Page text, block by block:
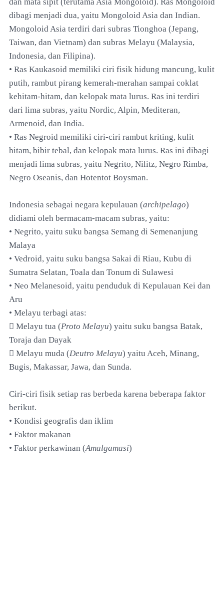
dibagi menjadi dua, yaitu Mongoloid Asia dan Indian.
Mongoloid Asia terdiri dari subras Tionghoa (Jepang,
Taiwan, dan Vietnam) dan subras Melayu (Malaysia,
Indonesia, dan Filipina).
• Ras Kaukasoid memiliki ciri fisik hidung mancung, kulit
putih, rambut pirang kemerah-merahan sampai coklat
kehitam-hitam, dan kelopak mata lurus. Ras ini terdiri
dari lima subras, yaitu Nordic, Alpin, Mediteran,
Armenoid, dan India.
• Ras Negroid memiliki ciri-ciri rambut kriting, kulit
hitam, bibir tebal, dan kelopak mata lurus. Ras ini dibagi
menjadi lima subras, yaitu Negrito, Nilitz, Negro Rimba,
Negro Oseanis, dan Hotentot Boysman.
Indonesia sebagai negara kepulauan (archipelago)
didiami oleh bermacam-macam subras, yaitu:
• Negrito, yaitu suku bangsa Semang di Semenanjung
Malaya
• Vedroid, yaitu suku bangsa Sakai di Riau, Kubu di
Sumatra Selatan, Toala dan Tonum di Sulawesi
• Neo Melanesoid, yaitu penduduk di Kepulauan Kei dan
Aru
• Melayu terbagi atas:
 Melayu tua (Proto Melayu) yaitu suku bangsa Batak,
Toraja dan Dayak
 Melayu muda (Deutro Melayu) yaitu Aceh, Minang,
Bugis, Makassar, Jawa, dan Sunda.
Ciri-ciri fisik setiap ras berbeda karena beberapa faktor
berikut.
• Kondisi geografis dan iklim
• Faktor makanan
• Faktor perkawinan (Amalgamasi)